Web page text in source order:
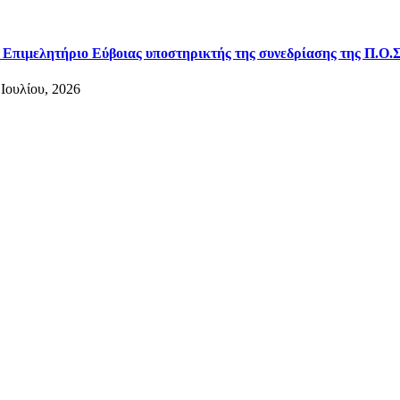
Εύβοιας υποστηρικτής της συνεδρίασης της
2026